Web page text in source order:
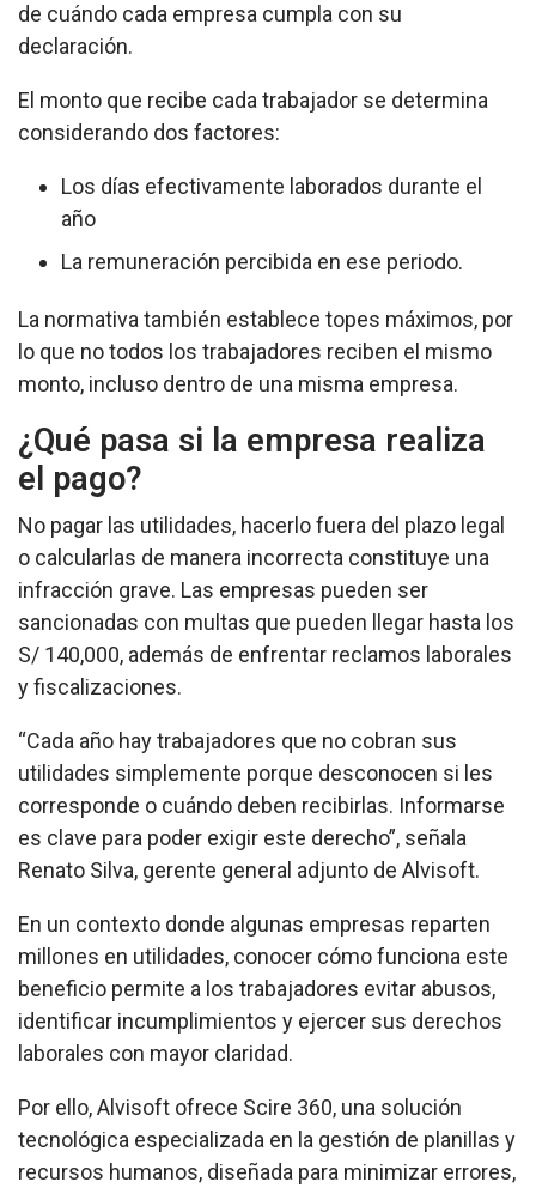
de cuándo cada empresa cumpla con su
declaración.
El monto que recibe cada trabajador se determina
considerando dos factores:
Los días efectivamente laborados durante el
año
La remuneración percibida en ese periodo.
La normativa también establece topes máximos, por
lo que no todos los trabajadores reciben el mismo
monto, incluso dentro de una misma empresa.
¿Qué pasa si la empresa realiza
el pago?
No pagar las utilidades, hacerlo fuera del plazo legal
o calcularlas de manera incorrecta constituye una
infracción grave. Las empresas pueden ser
sancionadas con multas que pueden llegar hasta los
S/ 140,000, además de enfrentar reclamos laborales
y fiscalizaciones.
“Cada año hay trabajadores que no cobran sus
utilidades simplemente porque desconocen si les
corresponde o cuándo deben recibirlas. Informarse
es clave para poder exigir este derecho”, señala
Renato Silva, gerente general adjunto de Alvisoft.
En un contexto donde algunas empresas reparten
millones en utilidades, conocer cómo funciona este
beneficio permite a los trabajadores evitar abusos,
identificar incumplimientos y ejercer sus derechos
laborales con mayor claridad.
Por ello, Alvisoft ofrece Scire 360, una solución
tecnológica especializada en la gestión de planillas y
recursos humanos, diseñada para minimizar errores,